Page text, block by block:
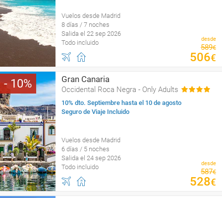
Vuelos desde Madrid
8 días / 7 noches
Salida el 22 sep 2026
Todo incluido
desde
589€
506€
10 Gran Canaria
Occidental Roca Negra - Only Adults
10% dto. Septiembre hasta el 10 de agosto
Seguro de Viaje Incluido
Vuelos desde Madrid
6 días / 5 noches
Salida el 24 sep 2026
Todo incluido
desde
587€
528€